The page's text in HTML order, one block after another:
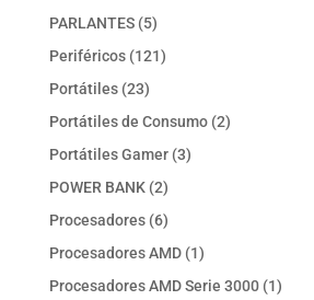
PARLANTES 55
productos
Periféricos 121121
Portátiles 2323
productos
Portátiles de Consumo 22
Portátiles Gamer 33
POWER BANK 22
productos
Procesadores 66
productos
Procesadores AMD 11
producto
Procesadores AMD Serie 3000 11